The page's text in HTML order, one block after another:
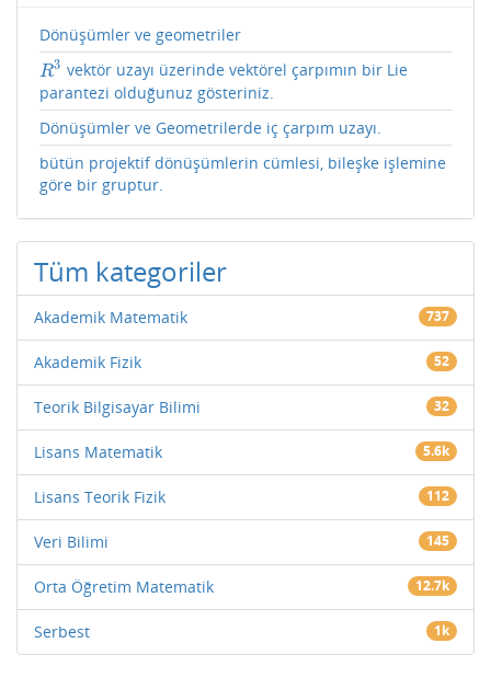
Dönüşümler ve geometriler
R3
R3 vektör uzayı üzerinde vektörel çarpımın bir Lie
parantezi olduğunuz gösteriniz.
Dönüşümler ve Geometrilerde iç çarpım uzayı.
bütün projektif dönüşümlerin cümlesi, bileşke işlemine
göre bir gruptur.
Tüm kategoriler
Akademik Matematik 737
Akademik Fizik 52
Teorik Bilgisayar Bilimi 32
Lisans Matematik 5.6k
Lisans Teorik Fizik 112
Veri Bilimi 145
Orta Öğretim Matematik 12.7k
Serbest 1k